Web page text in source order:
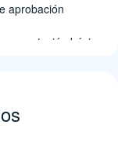
aprobación
básica
Mitos y realidades
frecuentes